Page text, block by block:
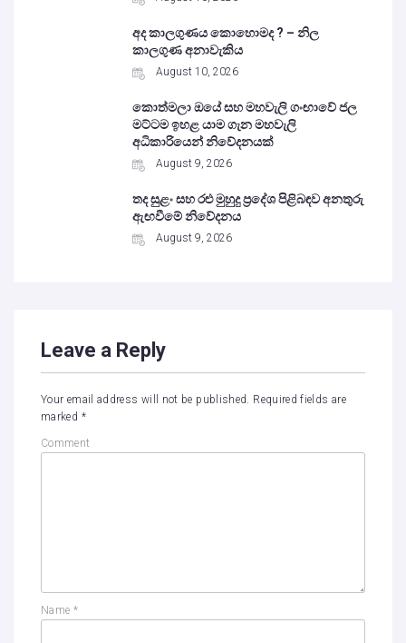
අද කාලගුණය කොහොමද ? – නිල
කාලගුණ අනාවැකිය
August 10, 2026
කොත්මලා ඔයේ සහ මහවැලි ගංඟාවේ ජල
මට්ටම ඉහළ යාම ගැන මහවැලි
අධිකාරියෙන් නිවේදනයක්
August 9, 2026
තද සුළං සහ රළු මුහුදු ප්‍රදේශ පිළිබඳව අනතුරු
ඇඟවීමේ නිවේදනය
August 9, 2026
Leave a Reply
Your email address will not be published. Required fields are
marked *
Comment
Name *